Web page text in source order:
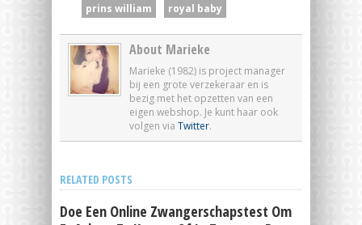
prins william
royal baby
About Marieke
Marieke (1982) is project manager
bij een grote verzekeraar en is
bezig met het opzetten van een
eigen webshop. Je kunt haar ook
volgen via Twitter.
RELATED POSTS
Doe Een Online Zwangerschapstest Om